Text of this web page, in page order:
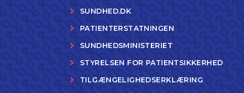
SUNDHED.DK
PATIENTERSTATNINGEN
SUNDHEDSMINISTERIET
STYRELSEN FOR PATIENTSIKKERHED
TILGÆNGELIGHEDSERKLÆRING